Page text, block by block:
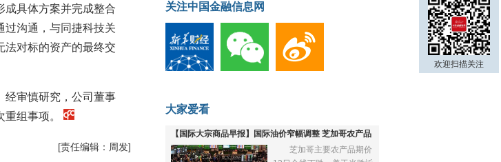
成具体方案并完成整合
过沟通，与同捷科技关
法对标的资产的最终交
经审慎研究，公司董事
组事项。
[责任编辑：周发]
关注中国金融信息网
大家爱看
【国际大宗商品早报】国际油价窄幅调整 芝加哥农产品
全线下跌
芝加哥主要农产品期价
欢迎扫描关注